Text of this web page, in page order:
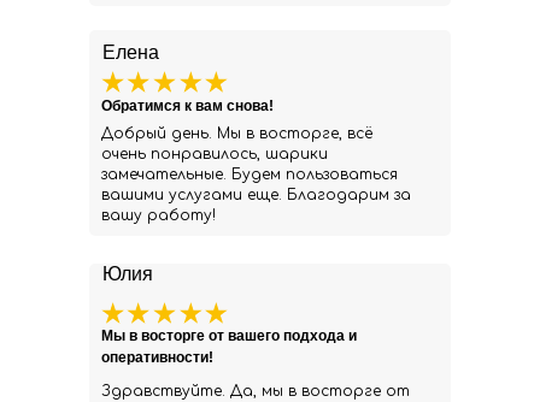
Юлия
Здравствуйте. Да, мы в восторге от
Мы в восторге от вашего подхода и
оперативности!
Елена
Добрый день. Мы в восторге, всё
очень понравилось, шарики
замечательные. Будем пользоваться
вашими услугами еще. Благодарим за
вашу работу!
Обратимся к вам снова!